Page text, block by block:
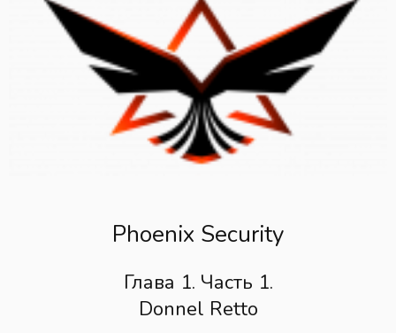
Phoenix Security
Глава 1. Часть 1.
Donnel Retto